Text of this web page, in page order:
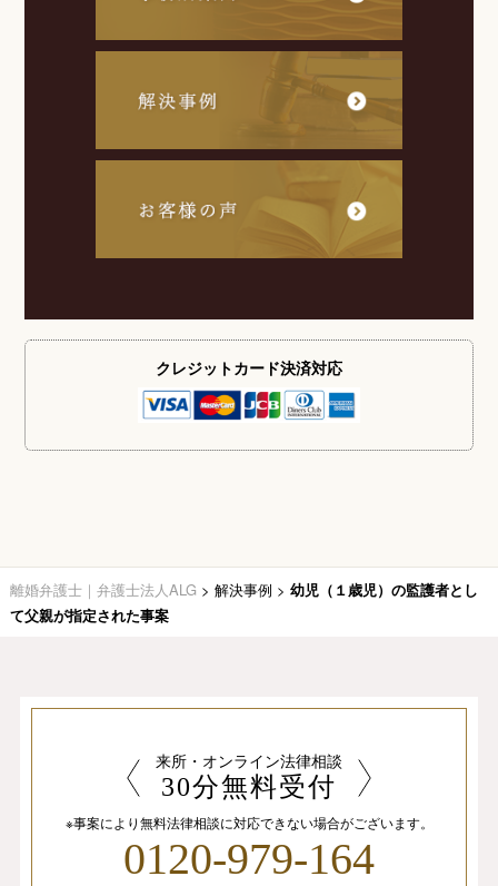
クレジットカード決済対応
離婚弁護士｜弁護士法人ALG > 解決事例 > 幼児（１歳児）の監護者とし
て父親が指定された事案
来所・オンライン法律相談
30分無料受付
※事案により無料法律相談に対応できない場合がございます。
0120-979-164